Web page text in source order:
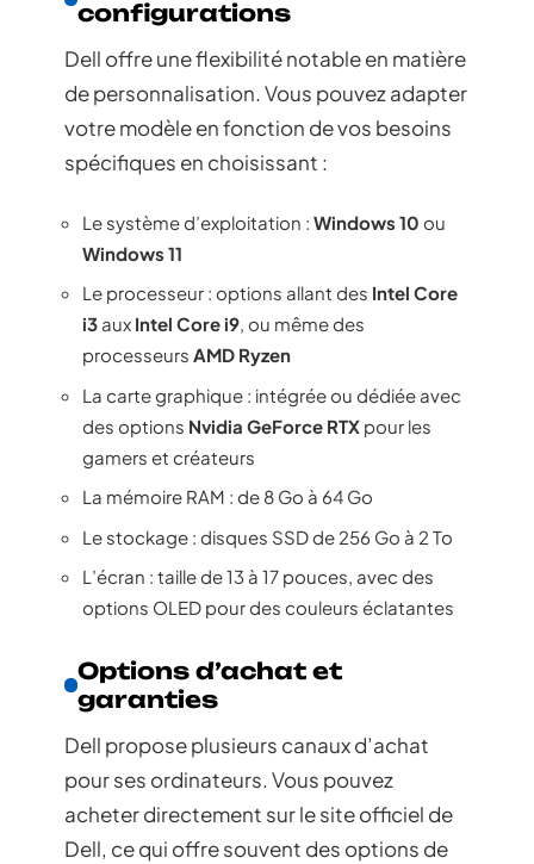
configurations
Dell offre une flexibilité notable en matière
de personnalisation. Vous pouvez adapter
votre modèle en fonction de vos besoins
spécifiques en choisissant :
Le système d’exploitation : Windows 10 ou
Windows 11
Le processeur : options allant des Intel Core
i3 aux Intel Core i9, ou même des
processeurs AMD Ryzen
La carte graphique : intégrée ou dédiée avec
des options Nvidia GeForce RTX pour les
gamers et créateurs
La mémoire RAM : de 8 Go à 64 Go
Le stockage : disques SSD de 256 Go à 2 To
L’écran : taille de 13 à 17 pouces, avec des
options OLED pour des couleurs éclatantes
Options d’achat et
garanties
Dell propose plusieurs canaux d’achat
pour ses ordinateurs. Vous pouvez
acheter directement sur le site officiel de
Dell, ce qui offre souvent des options de